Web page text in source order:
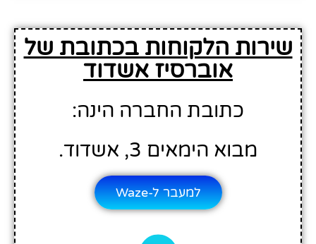
שירות הלקוחות בכתובת של
אוברסיז אשדוד
כתובת החברה הינה:
מבוא הימאים 3, אשדוד.
למעבר ל-Waze